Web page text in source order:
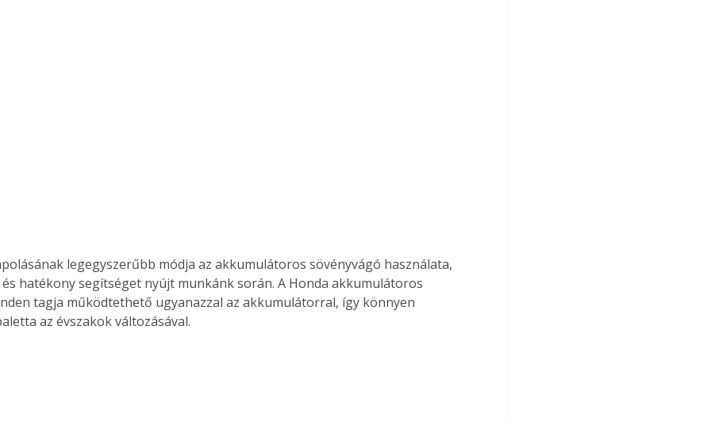
legegyszerűbb módja az akkumulátoros sövényvágó használata,
hatékony segítséget nyújt munkánk során. A Honda akkumulátoros
tagja működtethető ugyanazzal az akkumulátorral, így könnyen
az évszakok változásával.